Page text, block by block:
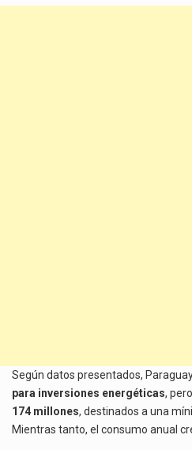
Según datos presentados,
para inversiones energéticas,
174 millones, destinados a una
Mientras tanto, el consumo anual